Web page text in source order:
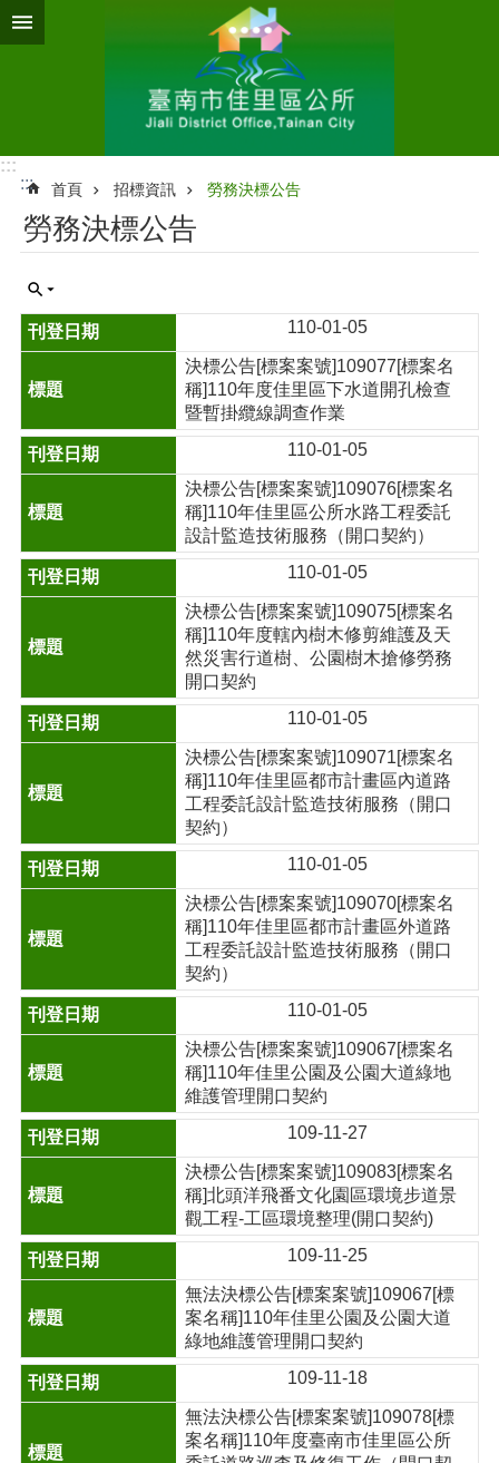
跳到主要內容區塊
:::
:::
首頁 招標資訊 勞務決標公告
勞務決標公告
110-01-05
決標公告[標案案號]109077[標案名
稱]110年度佳里區下水道開孔檢查
暨暫掛纜線調查作業
110-01-05
決標公告[標案案號]109076[標案名
稱]110年佳里區公所水路工程委託
設計監造技術服務（開口契約）
110-01-05
決標公告[標案案號]109075[標案名
稱]110年度轄內樹木修剪維護及天
然災害行道樹、公園樹木搶修勞務
開口契約
110-01-05
決標公告[標案案號]109071[標案名
稱]110年佳里區都市計畫區內道路
工程委託設計監造技術服務（開口
契約）
110-01-05
決標公告[標案案號]109070[標案名
稱]110年佳里區都市計畫區外道路
工程委託設計監造技術服務（開口
契約）
110-01-05
決標公告[標案案號]109067[標案名
稱]110年佳里公園及公園大道綠地
維護管理開口契約
109-11-27
決標公告[標案案號]109083[標案名
稱]北頭洋飛番文化園區環境步道景
觀工程-工區環境整理(開口契約)
109-11-25
無法決標公告[標案案號]109067[標
案名稱]110年佳里公園及公園大道
綠地維護管理開口契約
109-11-18
無法決標公告[標案案號]109078[標
案名稱]110年度臺南市佳里區公所